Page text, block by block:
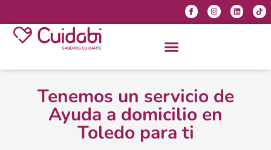
Tenemos un servicio de
Ayuda a domicilio en
Toledo para ti